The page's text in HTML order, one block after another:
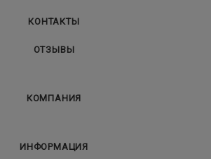
КОНТАКТЫ
ОТЗЫВЫ
КОМПАНИЯ
ИНФОРМАЦИЯ